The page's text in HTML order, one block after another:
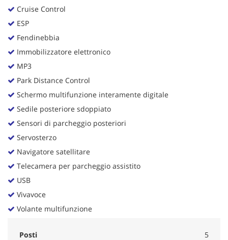
Cruise Control
ESP
Fendinebbia
Immobilizzatore elettronico
MP3
Park Distance Control
Schermo multifunzione interamente digitale
Sedile posteriore sdoppiato
Sensori di parcheggio posteriori
Servosterzo
Navigatore satellitare
Telecamera per parcheggio assistito
USB
Vivavoce
Volante multifunzione
Posti
5